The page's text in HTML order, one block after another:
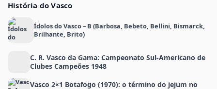
História do Vasco
Ídolos do Vasco – B (Barbosa, Bebeto, Bellini, Bismarck,
Brilhante, Brito)
C. R. Vasco da Gama: Campeonato Sul-Americano de
Clubes Campeões 1948
Vasco 2×1 Botafogo (1970): o término do jejum no